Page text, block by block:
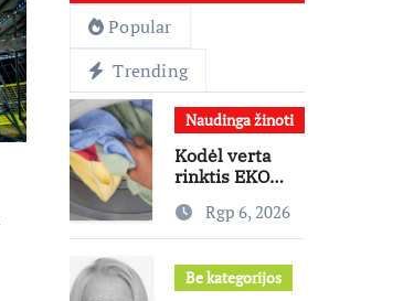
Popular
Trending
Naudinga žinoti
Kodėl verta
rinktis EKO
Ekspertai
paneigia
dažniausius
mitus
Rgp 6, 2026
Be kategorijos